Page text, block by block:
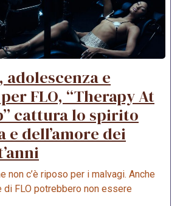
adolescenza e
FLO, “Therapy At
cattura lo spirito
e dell’amore dei
non c’è riposo per i malvagi. Anche
di FLO potrebbero non essere